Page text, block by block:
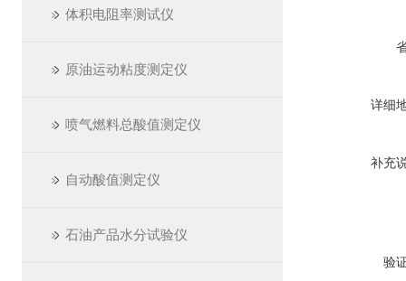
体积电阻率测试仪
原油运动粘度测定仪
喷气燃料总酸值测定仪
自动酸值测定仪
石油产品水分试验仪
详细
补充
验